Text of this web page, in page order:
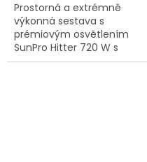
Prostorná a extrémně
výkonná sestava s
prémiovým osvětlením
SunPro Hitter 720 W s
účinností 3,1 µmol/J a